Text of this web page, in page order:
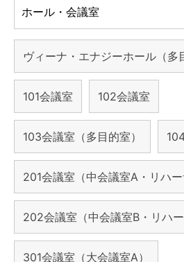
ヴィーナ・エナジーホール（多
101会議室 102会議室
103会議室（多目的室）
201会議室（中会議室A・リハー
202会議室（中会議室B・リハー
301会議室（大会議室A）